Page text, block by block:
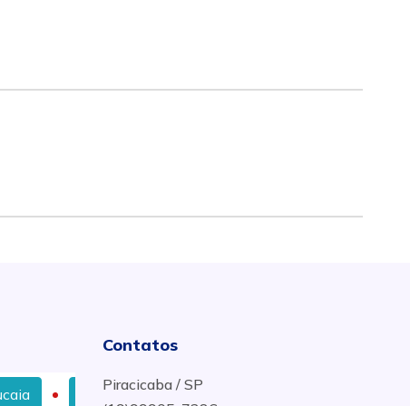
Escritório de Advocacia em Caucaia
Contatos
Piracicaba / SP